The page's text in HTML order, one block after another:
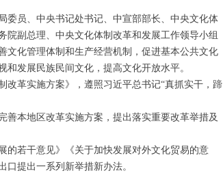
委员、中央书记处书记、中宣部部长、中央文化体
副总理、中央文化体制改革和发展工作领导小组
文化管理体制和生产经营机制，促进基本公共文化
发展民族民间文化，提高文化开放水平。
革实施方案》，遵照习近平总书记“真抓实干，蹄
本地区改革实施方案，提出落实重要改革举措及
若干意见》《关于加快发展对外文化贸易的意
提出一系列新举措新办法。